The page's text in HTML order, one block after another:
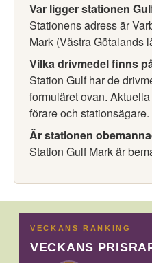
Var ligger stationen
Stationens adress är
Mark (Västra Götalands
Vilka drivmedel finns
Station Gulf har de
formuläret ovan.
förare och stationsägare.
Är stationen
Station Gulf Mark är
VECKANS RANKING
VECKANS